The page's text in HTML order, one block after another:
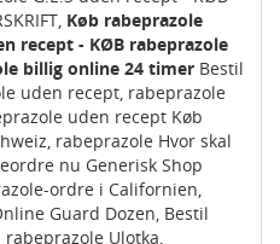
Køb rabeprazole
recept - KØB rabeprazole
billig online 24 timer Bestil
uden recept, rabeprazole
uden recept Køb
rabeprazole Hvor skal
nu Generisk Shop
ordre i Californien,
Guard Dozen, Bestil
Ulotka,